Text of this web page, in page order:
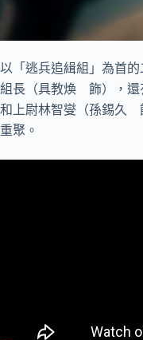
以「逃兵追緝組」為首
組長（具教煥 飾），還
和上尉林智燮（孫錫久
重聚。